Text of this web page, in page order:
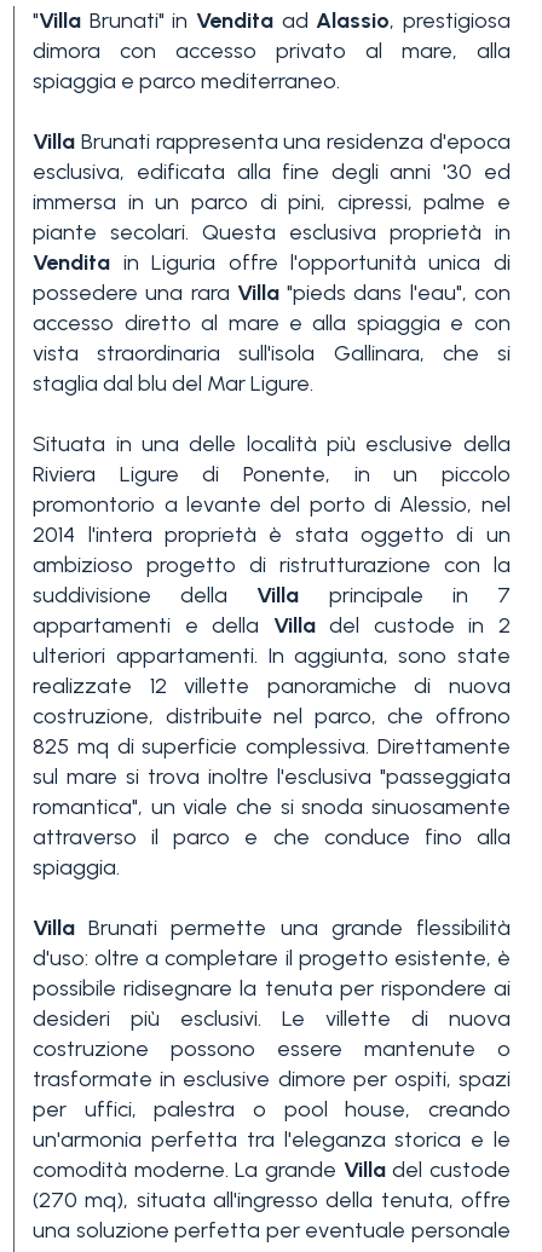
"Villa Brunati" in Vendita adAlassio, prestigiosa
dimora con accesso privato al mare, alla
spiaggia e parco mediterraneo.
Villa Brunati rappresenta una residenza d'epoca
esclusiva, edificata alla fine degli anni '30 ed
immersa in un parco di pini, cipressi, palme e
piante secolari. Questa esclusiva proprietà in
Vendita in Liguria offre l'opportunità unica di
possedere una rara Villa"pieds dans l'eau", con
accesso diretto al mare e alla spiaggia e con
vista straordinaria sull'isola Gallinara, che si
staglia dal blu del Mar Ligure.
Situata in una delle località più esclusive della
Riviera Ligure di Ponente, in un piccolo
promontorio a levante del porto di Alessio, nel
2014 l'intera proprietà è stata oggetto di un
ambizioso progetto di ristrutturazione con la
suddivisione della Villa principale in 7
appartamenti e della Villadel custode in 2
ulteriori appartamenti. In aggiunta, sono state
realizzate 12 villette panoramiche di nuova
costruzione, distribuite nel parco, che offrono
825 mq di superficie complessiva. Direttamente
sul mare si trova inoltre l'esclusiva "passeggiata
romantica", un viale che si snoda sinuosamente
attraverso il parco e che conduce fino alla
spiaggia.
Villa Brunati permette una grande flessibilità
d'uso: oltre a completare il progetto esistente, è
possibile ridisegnare la tenuta per rispondere ai
desideri più esclusivi. Le villette di nuova
costruzione possono essere mantenute o
trasformate in esclusive dimore per ospiti, spazi
per uffici, palestra o pool house, creando
un'armonia perfetta tra l'eleganza storica e le
comodità moderne. La grande Villadel custode
(270 mq), situata all'ingresso della tenuta, offre
una soluzione perfetta per eventuale personale
Prezzo
Camere
minime
Qualsiasi
1
2
3+
Altre
opzioni
-
multiscelta
Balcone/Terrazzo
Ascensore
Piscina
Vista mare